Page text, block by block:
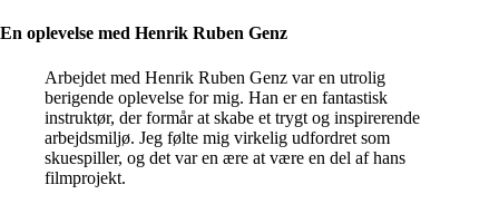
En oplevelse med Henrik Ruben Genz
Arbejdet med Henrik Ruben Genz var en utrolig
berigende oplevelse for mig. Han er en fantastisk
instruktør, der formår at skabe et trygt og inspirerende
arbejdsmiljø. Jeg følte mig virkelig udfordret som
skuespiller, og det var en ære at være en del af hans
filmprojekt.